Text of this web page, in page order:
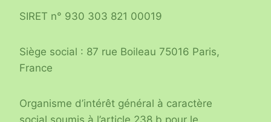
SIRET n° 930 303 821 00019
Siège social : 87 rue Boileau 75016 Paris,
France
Organisme d’intérêt général à caractère